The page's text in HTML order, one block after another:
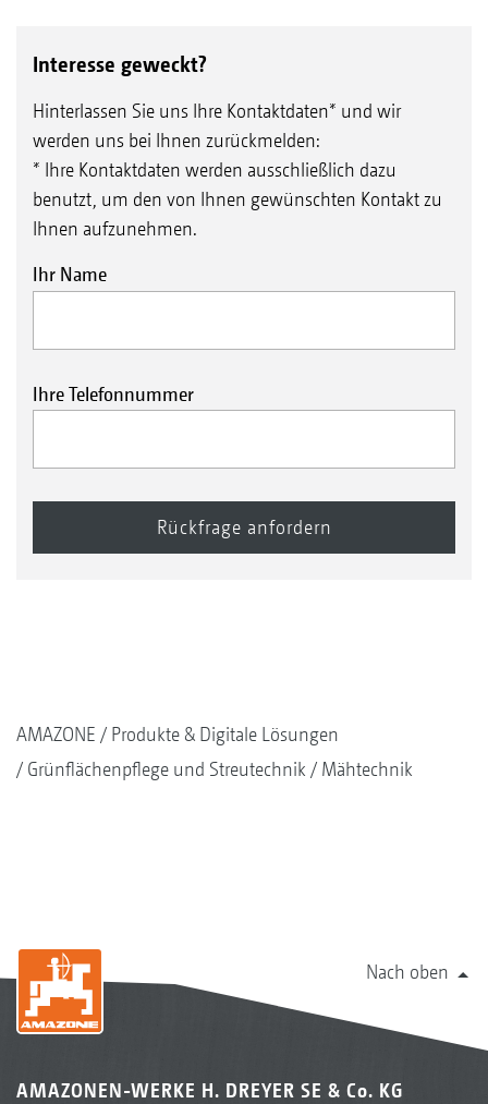
Interesse geweckt?
Hinterlassen Sie uns Ihre Kontaktdaten* und wir
werden uns bei Ihnen zurückmelden:
* Ihre Kontaktdaten werden ausschließlich dazu
benutzt, um den von Ihnen gewünschten Kontakt zu
Ihnen aufzunehmen.
Ihr Name
Ihre Telefonnummer
AMAZONE
Produkte & Digitale Lösungen
Grünflächenpflege und Streutechnik
Mähtechnik
Nach oben
AMAZONEN-WERKE H. DREYER SE & Co. KG